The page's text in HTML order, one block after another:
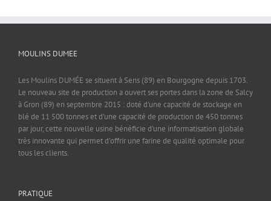
MOULINS DUMEE
Les Moulins DUMÉE se situent à Sens (89) en Bourgogne depuis 1703.
Le nouveau site de production a ouvert ses portes dans la zone de Salcy
à Gron (89) en septembre 2015 : doté d'une capacité de stockage en
blé de 11 500 tonnes et d'une capacité de production de 450 tonnes
par jour, cette nouvelle usine bénéficie d'une informatisation globale
très innovante qui permet d'offrir une farine de qualité optimale pour
tous les clients.
PRATIQUE